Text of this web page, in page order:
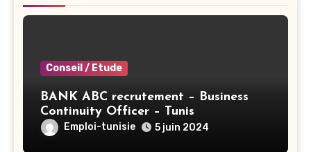
Conseil / Etude
BANK ABC recrutement – Business
Continuity Officer – Tunis
Emploi-tunisie 5 juin 2024